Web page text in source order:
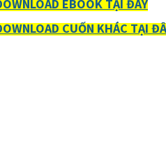
EBOOK TẠI ĐÂY
CUỐN KHÁC TẠI